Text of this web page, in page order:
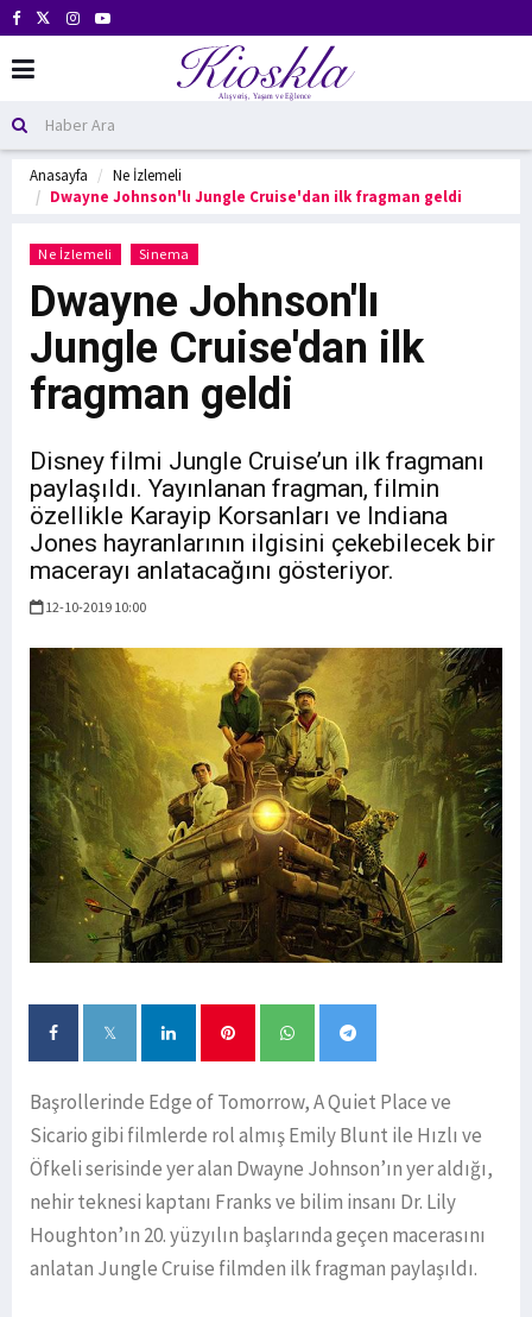
Anasayfa
Ne İzlemeli
Dwayne Johnson'lı Jungle Cruise'dan ilk fragman geldi
Ne İzlemeli Sinema
Dwayne Johnson'lı
Jungle Cruise'dan ilk
fragman geldi
Disney filmi Jungle Cruise’un ilk fragmanı
paylaşıldı. Yayınlanan fragman, filmin
özellikle Karayip Korsanları ve Indiana
Jones hayranlarının ilgisini çekebilecek bir
macerayı anlatacağını gösteriyor.
12-10-2019 10:00
Başrollerinde Edge of Tomorrow, A Quiet Place ve
Sicario gibi filmlerde rol almış Emily Blunt ile Hızlı ve
Öfkeli serisinde yer alan Dwayne Johnson’ın yer aldığı,
nehir teknesi kaptanı Franks ve bilim insanı Dr. Lily
Houghton’ın 20. yüzyılın başlarında geçen macerasını
anlatan Jungle Cruise filmden ilk fragman paylaşıldı.